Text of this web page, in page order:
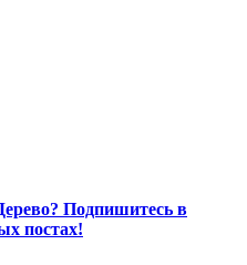
Подпишитесь в
постах!